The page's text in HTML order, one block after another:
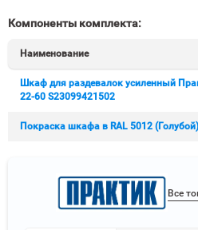
Компоненты комплекта:
Наименование
Шкаф для раздевалок усиленный
22-60 S23099421502
Покраска шкафа в RAL 5012 (Голубой)
Все